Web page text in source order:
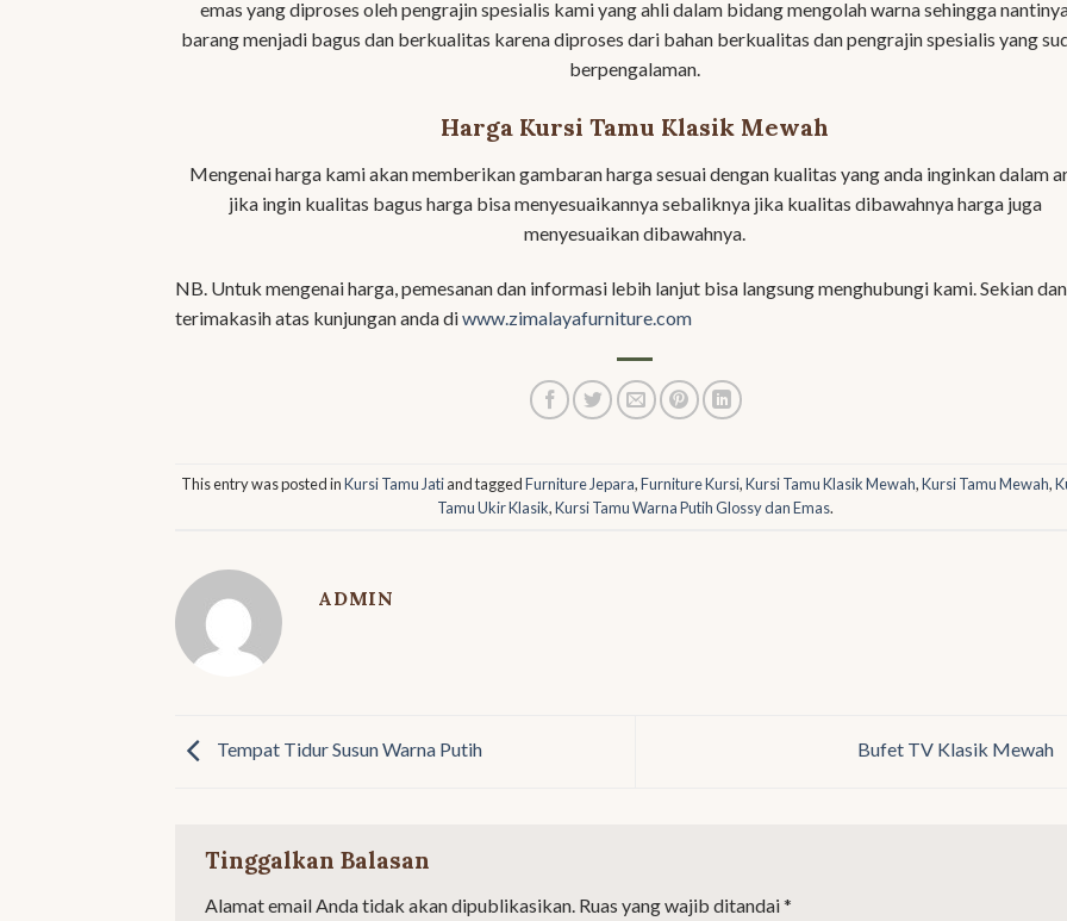
emas yang diproses oleh pengrajin spesialis kami yang ahli dalam bidang mengolah warna sehingga
barang menjadi bagus dan berkualitas karena diproses dari bahan berkualitas dan pengrajin spesialis yang
berpengalaman.
Harga Kursi Tamu Klasik Mewah
Mengenai harga kami akan memberikan gambaran harga sesuai dengan kualitas yang anda inginkan dalam
jika ingin kualitas bagus harga bisa menyesuaikannya sebaliknya jika kualitas dibawahnya harga juga
menyesuaikan dibawahnya.
NB. Untuk mengenai harga, pemesanan dan informasi lebih lanjut bisa langsung menghubungi kami. Sekian dan
terimakasih atas kunjungan anda diwww.zimalayafurniture.com
This entry was posted inKursi Tamu Jatiand taggedFurniture Jepara,Furniture Kursi,Kursi Tamu Klasik Mewah,Kursi Tamu Mewah,
Tamu Ukir Klasik,Kursi Tamu Warna Putih Glossy dan Emas.
ADMIN
Tempat Tidur Susun Warna Putih Bufet TV Klasik Mewah
Tinggalkan Balasan
Alamat email Anda tidak akan dipublikasikan. Ruas yang wajib ditandai*